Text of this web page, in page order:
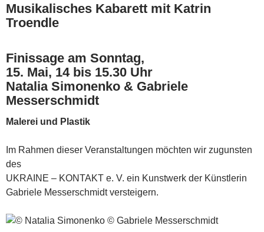
Musikalisches Kabarett mit Katrin
Troendle
Finissage am Sonntag,
15. Mai, 14 bis 15.30 Uhr
Natalia Simonenko & Gabriele
Messerschmidt
Malerei und Plastik
Im Rahmen dieser Veranstaltungen möchten wir zugunsten
des
UKRAINE – KONTAKT e. V. ein Kunstwerk der Künstlerin
Gabriele Messerschmidt versteigern.